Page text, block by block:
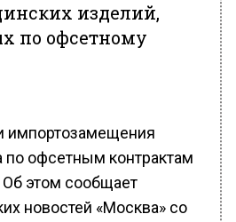
изделий,
по офсетному
импортозамещения
по офсетным контрактам
этом сообщает
новостей «Москва» со